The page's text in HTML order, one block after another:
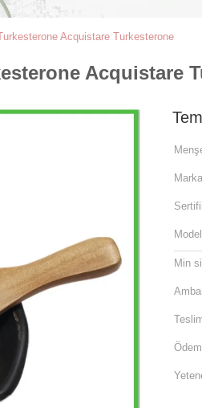
Acquistare Turkesterone
Acquistare
Min